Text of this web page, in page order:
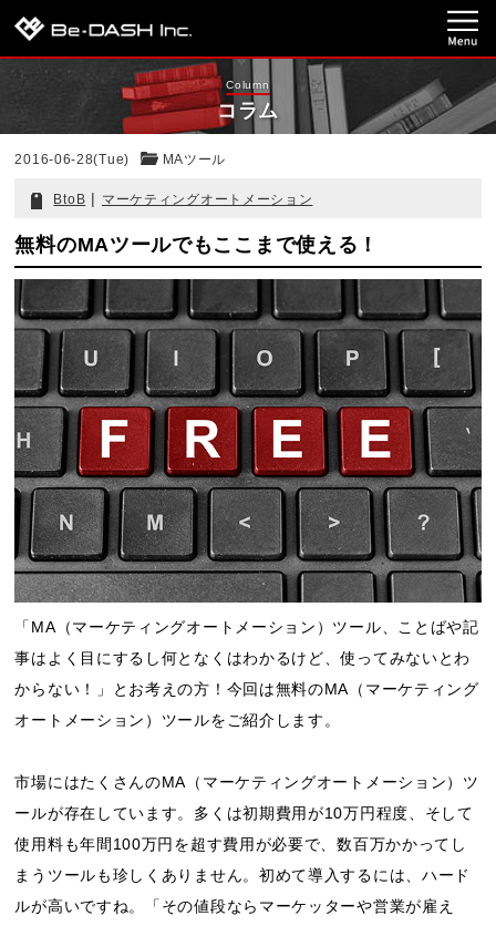
Column
コラム
2016-06-28(Tue) MAツール
BtoB | マーケティングオートメーション
無料のMAツールでもここまで使える！
「MA（マーケティングオートメーション）ツール、ことばや記
事はよく目にするし何となくはわかるけど、使ってみないとわ
からない！」とお考えの方！今回は無料のMA（マーケティング
オートメーション）ツールをご紹介します。
市場にはたくさんのMA（マーケティングオートメーション）ツ
ールが存在しています。多くは初期費用が10万円程度、そして
使用料も年間100万円を超す費用が必要で、数百万かかってし
まうツールも珍しくありません。初めて導入するには、ハード
ルが高いですね。「その値段ならマーケッターや営業が雇え